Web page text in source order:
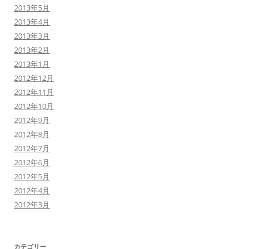
2013年5月
2013年4月
2013年3月
2013年2月
2013年1月
2012年12月
2012年11月
2012年10月
2012年9月
2012年8月
2012年7月
2012年6月
2012年5月
2012年4月
2012年3月
カテゴリー